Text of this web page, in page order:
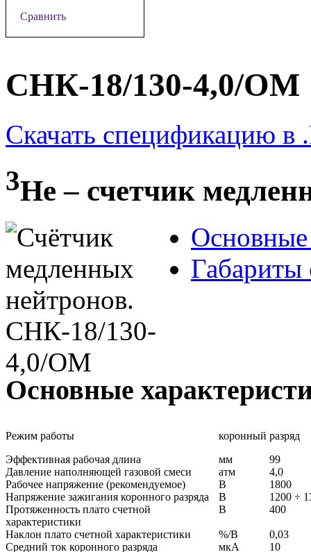
Сравнить
СНК-18/130-4,0/ОМ
Скачать спецификацию в
3Не – счетчик
Основные
Габариты
Основные
Режим работы
коронный разряд
Эффективная рабочая длина
мм
99
Давление наполняющей газовой смеси
атм
4,0
Рабочее напряжение (рекомендуемое)
В
1800
Напряжение зажигания коронного разряда
В
1200 ÷
Протяженность плато счетной
характеристики
В 400
Наклон плато счетной характеристики %/В
0,03
Средний ток коронного разряда
мкА 10